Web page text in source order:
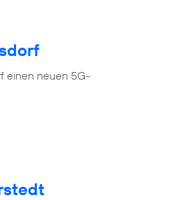
einen neuen 5G-